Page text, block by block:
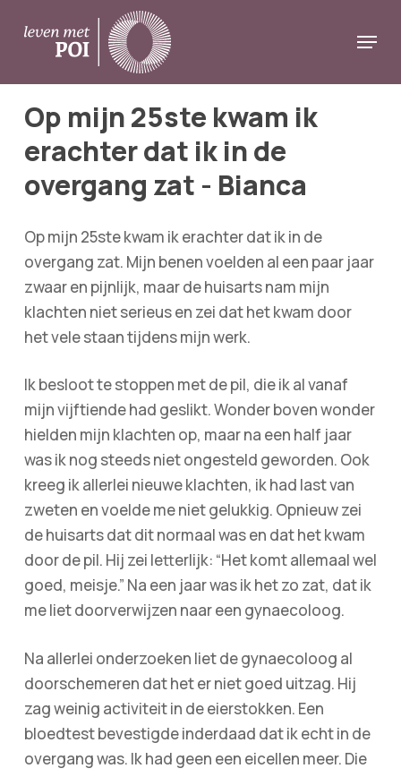
content
Menu
Op mijn 25ste kwam ik
erachter dat ik in de
overgang zat - Bianca
Op mijn 25ste kwam ik erachter dat ik in de
overgang zat. Mijn benen voelden al een paar jaar
zwaar en pijnlijk, maar de huisarts nam mijn
klachten niet serieus en zei dat het kwam door
het vele staan tijdens mijn werk.
Ik besloot te stoppen met de pil, die ik al vanaf
mijn vijftiende had geslikt. Wonder boven wonder
hielden mijn klachten op, maar na een half jaar
was ik nog steeds niet ongesteld geworden. Ook
kreeg ik allerlei nieuwe klachten, ik had last van
zweten en voelde me niet gelukkig. Opnieuw zei
de huisarts dat dit normaal was en dat het kwam
door de pil. Hij zei letterlijk: “Het komt allemaal wel
goed, meisje.” Na een jaar was ik het zo zat, dat ik
me liet doorverwijzen naar een gynaecoloog.
Na allerlei onderzoeken liet de gynaecoloog al
doorschemeren dat het er niet goed uitzag. Hij
zag weinig activiteit in de eierstokken. Een
bloedtest bevestigde inderdaad dat ik echt in de
overgang was. Ik had geen een eicellen meer. Die
Menu